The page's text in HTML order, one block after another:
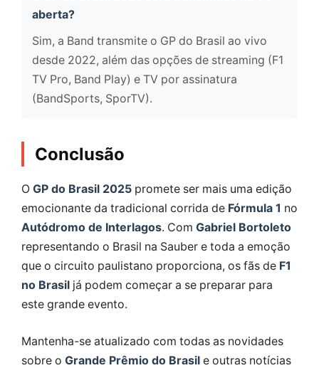
aberta?
Sim, a Band transmite o GP do Brasil ao vivo
desde 2022, além das opções de streaming (F1
TV Pro, Band Play) e TV por assinatura
(BandSports, SporTV).
Conclusão
O GP do Brasil 2025 promete ser mais uma edição
emocionante da tradicional corrida de Fórmula 1 no
Autódromo de Interlagos. Com Gabriel Bortoleto
representando o Brasil na Sauber e toda a emoção
que o circuito paulistano proporciona, os fãs de F1
no Brasil já podem começar a se preparar para
este grande evento.
Mantenha-se atualizado com todas as novidades
sobre o Grande Prêmio do Brasil e outras notícias